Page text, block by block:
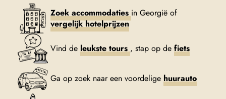
Zoek accommodaties in Georgië of
vergelijk hotelprijzen
Vind de leukste tours , stap op de fiets
Ga op zoek naar een voordelige huurauto